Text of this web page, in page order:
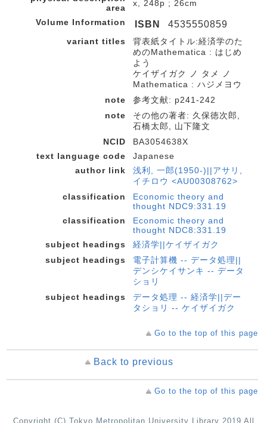
area
x, 248p ; 26cm
Volume Information
ISBN 4535550859
variant titles
背表紙タイトル:経済学のた
めのMathematica : はじめ
よう
ケイザイガク ノ タメ ノ
Mathematica : ハジメヨウ
note
参考文献: p241-242
note
その他の著者: 久保徳次郎,
石橋太郎, 山下隆文
NCID
BA3054638X
text language code
Japanese
author link
浅利, 一郎(1950-)||アサリ,
イチロウ <AU00308762>
classification
Economic theory and
thought NDC9:331.19
classification
Economic theory and
thought NDC8:331.19
subject headings
経済学||ケイザイガク
subject headings
電子計算機 -- データ処理||
デンシケイサンキ -- データ
ショリ
subject headings
データ処理 -- 経済学||デー
タショリ -- ケイザイガク
Go to the top of this page
Back to previous
Go to the top of this page
Copyright (C) Tokyo Metropolitan University Library 2019 All